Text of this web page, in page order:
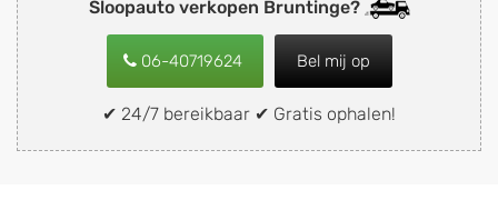
Sloopauto verkopen Bruntinge?
06-40719624 Bel mij op
✔ 24/7 bereikbaar ✔ Gratis ophalen!
tweedehands auto's (ook zonder apk keuring). Wilt u
uw auto, camper, vrachtwagen, motor of brommobiel
snel en eenvoudig verkopen aan een
demontagebedrijf in de buurt, deze zelf wegbrengen
naar de sloop of deze liever laten ophalen op een